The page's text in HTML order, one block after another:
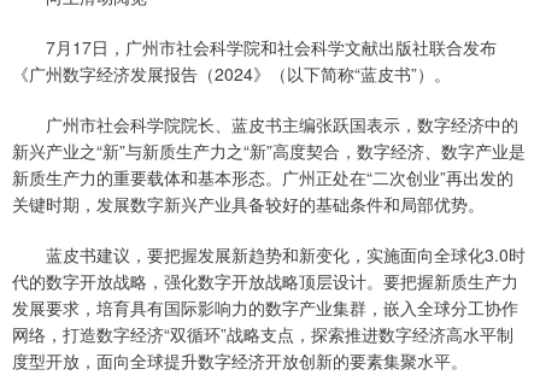
7月17日，广州市社会科学院和社会科学文献出版社联合发布
《广州数字经济发展报告（2024》（以下简称“蓝皮书”）。
广州市社会科学院院长、蓝皮书主编张跃国表示，数字经济中的
新兴产业之“新”与新质生产力之“新”高度契合，数字经济、数字产业是
新质生产力的重要载体和基本形态。广州正处在“二次创业”再出发的
关键时期，发展数字新兴产业具备较好的基础条件和局部优势。
蓝皮书建议，要把握发展新趋势和新变化，实施面向全球化3.0时
代的数字开放战略，强化数字开放战略顶层设计。要把握新质生产力
发展要求，培育具有国际影响力的数字产业集群，嵌入全球分工协作
网络，打造数字经济“双循环”战略支点，探索推进数字经济高水平制
度型开放，面向全球提升数字经济开放创新的要素集聚水平。